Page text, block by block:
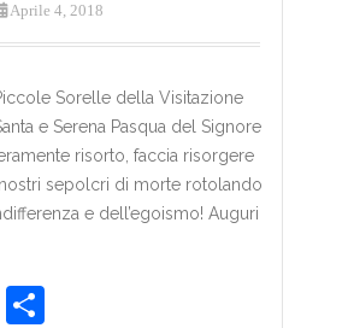
Aprile 4, 2018
Sorelle della Visitazione
e Serena Pasqua del Signore
risorto, faccia risorgere
sepolcri di morte rotolando
e dell’egoismo! Auguri
E